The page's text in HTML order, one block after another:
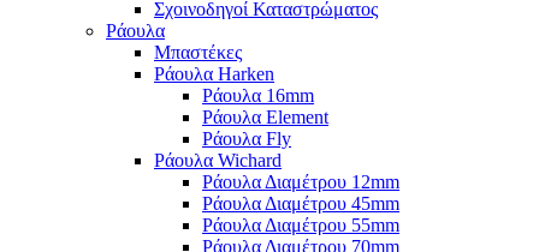
Σχοινοδηγοί Καταστρώματος
Ράουλα
Μπαστέκες
Ράουλα Harken
Ράουλα 16mm
Ράουλα Element
Ράουλα Fly
Ράουλα Wichard
Ράουλα Διαμέτρου 12mm
Ράουλα Διαμέτρου 45mm
Ράουλα Διαμέτρου 55mm
Ράουλα Διαμέτρου 70mm